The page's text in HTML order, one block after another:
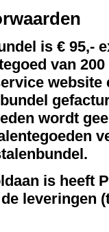
is € 95,-
van
website
wordt
is heeft
leveringen